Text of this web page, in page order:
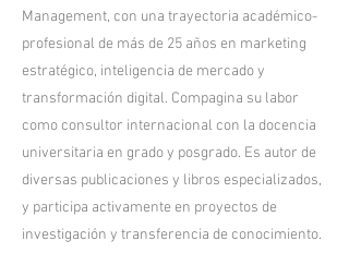
Management, con una trayectoria académico-
profesional de más de 25 años en marketing
estratégico, inteligencia de mercado y
transformación digital. Compagina su labor
como consultor internacional con la docencia
universitaria en grado y posgrado. Es autor de
diversas publicaciones y libros especializados,
y participa activamente en proyectos de
investigación y transferencia de conocimiento.